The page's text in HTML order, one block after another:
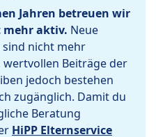
Jahren betreuen wir
mehr aktiv. Neue
nicht mehr
wertvollen Beiträge der
jedoch bestehen
zugänglich. Damit du
Beratung
HiPP Elternservice